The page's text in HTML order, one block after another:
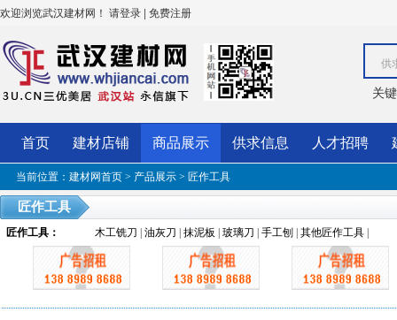
欢迎浏览武汉建材网！ 请登录 | 免费注册
供
关
首页 建材店铺 商品展示 供求信息 人才招聘
当前位置： 建材网首页 > 产品展示 > 匠作工具
匠作工具
匠作工具 ： 木工铣刀 油灰刀 抹泥板 玻璃刀 手工刨 其他匠作工具